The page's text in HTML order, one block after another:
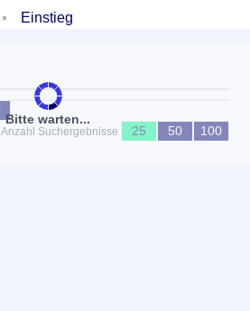
Einstieg
Bitte warten...
Anzahl Suchergebnisse
25 50 100